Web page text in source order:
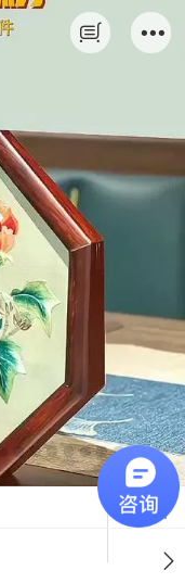
芙蓉花 荷花 墨
绣家居桌面摆
收藏